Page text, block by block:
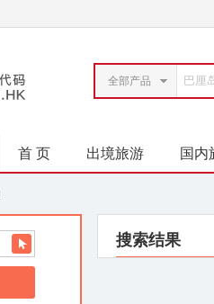
全部产品
首 页 出境旅游 国内
搜索结果